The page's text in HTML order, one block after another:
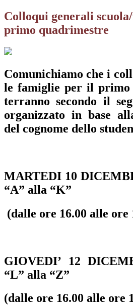
Colloqui generali
primo quadrimestre
Comunichiamo che i
le famiglie per il
terranno secondo il
organizzato in base
del cognome dello
MARTEDI 10
“A” alla “K”
(dalle ore 16.00 alle
GIOVEDI’ 12
“L” alla “Z”
(dalle ore 16.00 alle